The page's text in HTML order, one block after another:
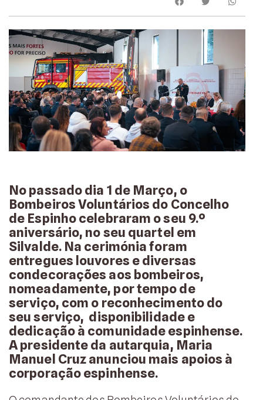
No passado dia 1 de Março, o
Bombeiros Voluntários do Concelho
de Espinho celebraram o seu 9.º
aniversário, no seu quartel em
Silvalde. Na cerimónia foram
entregues louvores e diversas
condecorações aos bombeiros,
nomeadamente, por tempo de
serviço, com o reconhecimento do
seu serviço, disponibilidade e
dedicação à comunidade espinhense.
A presidente da autarquia, Maria
Manuel Cruz anunciou mais apoios à
corporação espinhense.